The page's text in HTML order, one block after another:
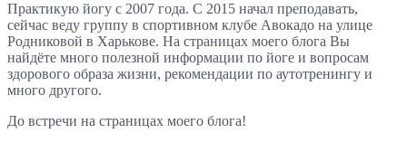
Практикую йогу с 2007 года. С 2015 начал преподавать,
сейчас веду группу в спортивном клубе Авокадо на улице
Родниковой в Харькове. На страницах моего блога Вы
найдёте много полезной информации по йоге и вопросам
здорового образа жизни, рекомендации по аутотренингу и
много другого.
До встречи на страницах моего блога!